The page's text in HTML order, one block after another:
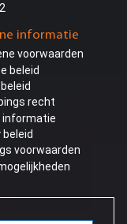
informatie
voorwaarden
beleid
recht
informatie
beleid
voorwaarden